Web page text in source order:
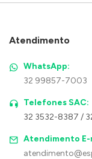
Atendimento
WhatsApp:
32 99857-7003
Telefones SAC:
32 3532-8387 /
Atendimento E-